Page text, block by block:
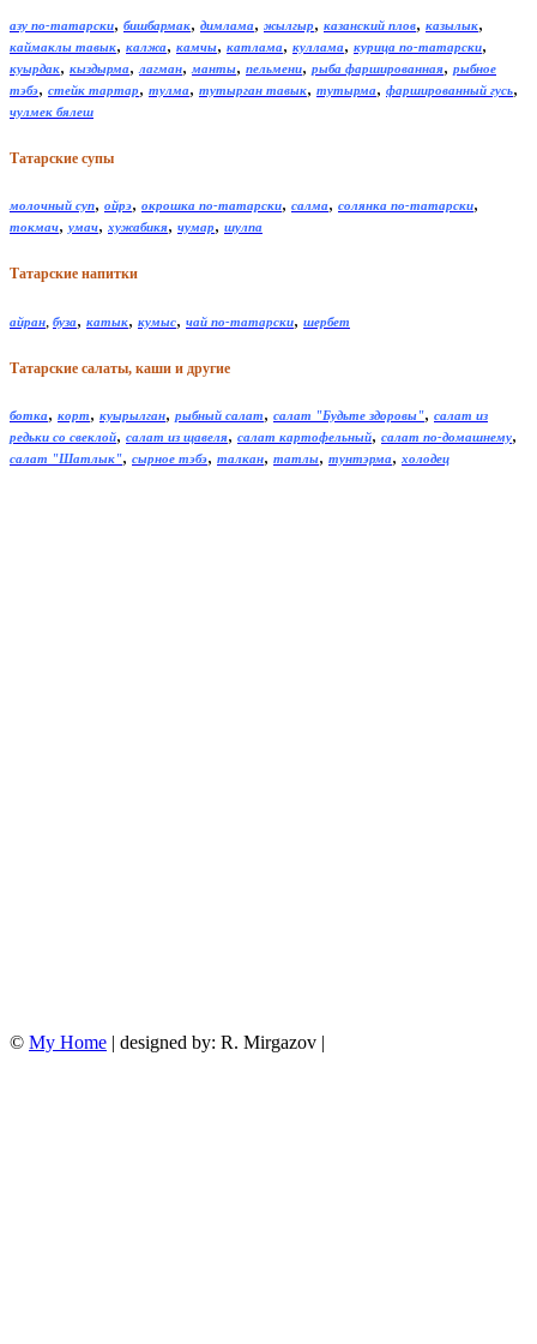
азу по-татарски, бишбармак, димлама, жылгыр, казанский плов, казылык,
каймаклы тавык, калжа, камчы, катлама, куллама, курица по-татарски,
куырдак, кыздырма, лагман, манты, пельмени, рыба фаршированная, рыбное
тэбэ, стейк тартар, тулма, тутырган тавык, тутырма, фаршированный гусь,
чулмек бялеш
Татарские супы
молочный суп, ойрэ, окрошка по-татарски, салма, солянка по-татарски,
токмач, умач, хужабикя, чумар, шулпа
Татарские напитки
айран буза, катык, кумыс, чай по-татарски, шербет
Татарские салаты, каши и другие
ботка, корт, куырылган, рыбный салат, салат "Будьте здоровы", салат из
редьки со свеклой, салат из щавеля, салат картофельный, салат по-домашнему,
салат "Шатлык", сырное тэбэ, талкан, татлы, тунтэрма, холодец
© My Home | designed by: R. Mirgazov |